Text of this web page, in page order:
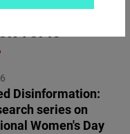
TOPIC
Disinformation:
series on
Women's Day